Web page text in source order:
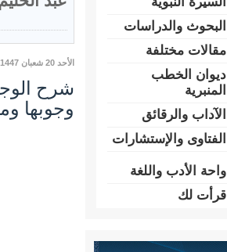
الأحد 20 شعبان 1447 هـ الموافق لـ: 08 فيفري 2026 22:46
وجوبها
البحوث والدراسات
مقالات مختلفة
ديوان الخطب
المنبرية
الآداب والرقائق
الفتاوى والإستشارات
واحة الأدب واللغة
قرأت لك